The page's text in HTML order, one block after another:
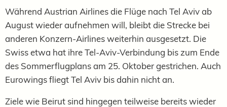
Während Austrian Airlines die Flüge nach Tel Aviv ab
August wieder aufnehmen will, bleibt die Strecke bei
anderen Konzern-Airlines weiterhin ausgesetzt. Die
Swiss etwa hat ihre Tel-Aviv-Verbindung bis zum Ende
des Sommerflugplans am 25. Oktober gestrichen. Auch
Eurowings fliegt Tel Aviv bis dahin nicht an.
Ziele wie Beirut sind hingegen teilweise bereits wieder